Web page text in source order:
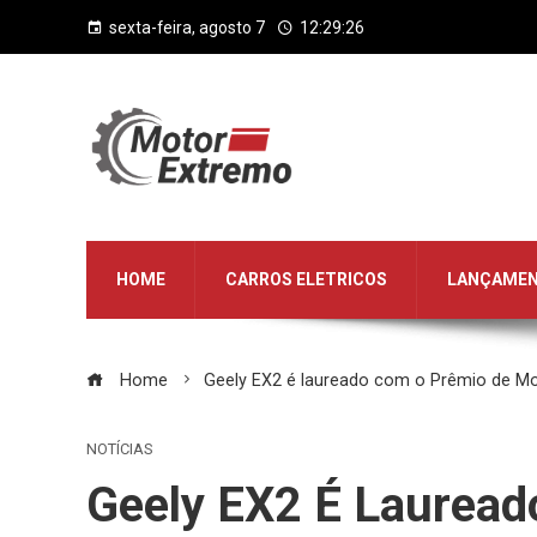
sexta-feira, agosto 7 12:29:27
HOME CARROS ELETRICOS
Home Geely EX2 é laureado com o Prêmio de
NOTÍCIAS
Geely EX2 É